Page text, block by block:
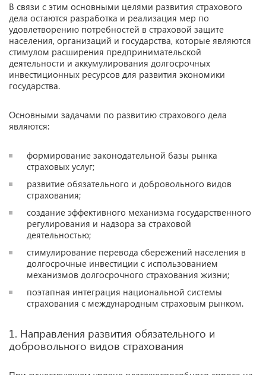
В связи с этим основными целями развития страхового
дела остаются разработка и реализация мер по
удовлетворению потребностей в страховой защите
населения, организаций и государства, которые являются
стимулом расширения предпринимательской
деятельности и аккумулирования долгосрочных
инвестиционных ресурсов для развития экономики
государства.
Основными задачами по развитию страхового дела
являются:
формирование законодательной базы рынка
страховых услуг;
развитие обязательного и добровольного видов
страхования;
создание эффективного механизма государственного
регулирования и надзора за страховой
деятельностью;
стимулирование перевода сбережений населения в
долгосрочные инвестиции с использованием
механизмов долгосрочного страхования жизни;
поэтапная интеграция национальной системы
страхования с международным страховым рынком.
1. Направления развития обязательного и
добровольного видов страхования